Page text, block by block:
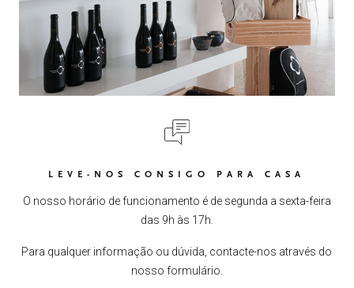
LEVE-NOS CONSIGO PARA CASA
O nosso horário de funcionamento é de segunda a sexta-feira
das 9h às 17h.
Para qualquer informação ou dúvida, contacte-nos através do
nosso formulário.